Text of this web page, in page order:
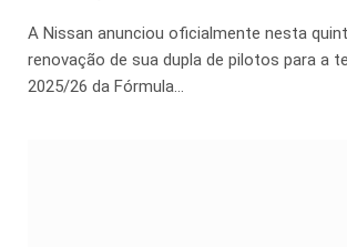
A Nissan anunciou oficialmente nesta
renovação de sua dupla de pilotos para a
2025/26 da Fórmula…